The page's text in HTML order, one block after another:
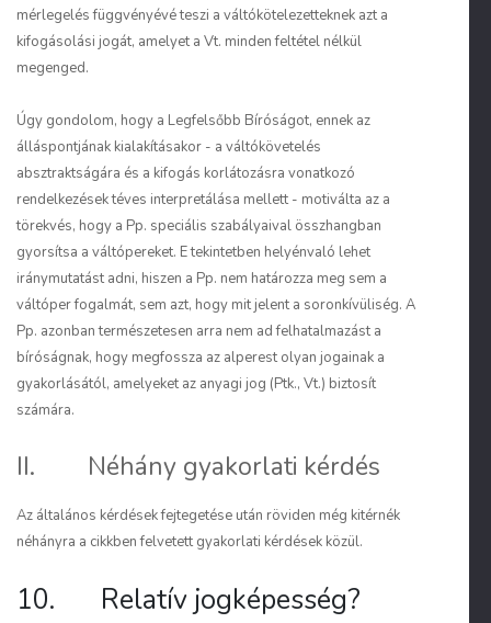
mérlegelés függvényévé teszi a váltókötelezetteknek azt a
kifogásolási jogát, amelyet a Vt. minden feltétel nélkül
megenged.
Úgy gondolom, hogy a Legfelsőbb Bíróságot, ennek az
álláspontjának kialakításakor - a váltókövetelés
absztraktságára és a kifogás korlátozásra vonatkozó
rendelkezések téves interpretálása mellett - motiválta az a
törekvés, hogy a Pp. speciális szabályaival összhangban
gyorsítsa a váltópereket. E tekintetben helyénvaló lehet
iránymutatást adni, hiszen a Pp. nem határozza meg sem a
váltóper fogalmát, sem azt, hogy mit jelent a soronkívüliség. A
Pp. azonban természetesen arra nem ad felhatalmazást a
bíróságnak, hogy megfossza az alperest olyan jogainak a
gyakorlásától, amelyeket az anyagi jog (Ptk., Vt.) biztosít
számára.
II. Néhány gyakorlati kérdés
Az általános kérdések fejtegetése után röviden még kitérnék
néhányra a cikkben felvetett gyakorlati kérdések közül.
10. Relatív jogképesség?